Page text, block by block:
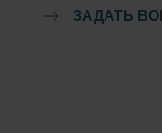
ЗАДАТЬ